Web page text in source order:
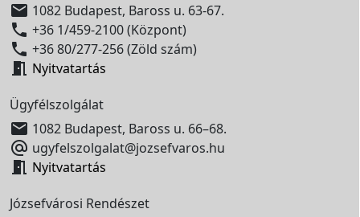
 1082 Budapest, Baross u. 63-67.
 +36 1/459-2100 (Központ)
 +36 80/277-256 (Zöld szám)
 Nyitvatartás
Ügyfélszolgálat
 1082 Budapest, Baross u. 66–68.
 ugyfelszolgalat@jozsefvaros.hu
 Nyitvatartás
Józsefvárosi Rendészet